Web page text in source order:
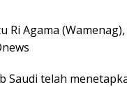
Ri Agama
Saudi telah